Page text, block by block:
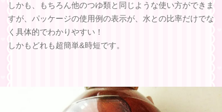
しかも、もちろん他のつゆ類と同じような使い方ができま
すが、パッケージの使用例の表示が、水との比率だけでな
く具体的でわかりやすい！
しかもどれも超簡単&時短です。